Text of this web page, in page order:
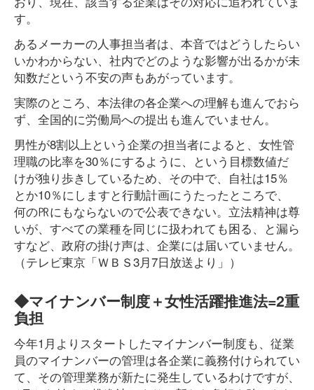
す。
あるメーカーの人事担当者は、本音ではどうしたらい
いかわからない、社内でどのような影響が出るかが未
知数だという不安の声もあがっています。
実際のところ、本法律の各企業への理解も進んでおら
ず、全国的に労働局への提出も進んでいません。
男性が8割以上という企業の担当者によると、女性管
理職の比率を30％にするように、という目標数値だ
けが独り歩きしているため、その中で、自社は15％
とか10％にしますと行動計画にうたったところで、
何の㏚にもならないので公表できない。立法精神は尊
いが、すべての業種を同じに扱われても困る、と漏ら
すなど、政府の掛け声は、企業には届いていません。
（テレビ東京「ＷＢＳ3月7日放送より」）
◆マイナンバー制度＋女性活躍推進法=2重
負担
今年1月よりスタートしたマイナンバー制度も、従業
員のマイナンバーの管理は各企業に義務付けられてい
て、その管理業務が新たに発生しているわけですが、